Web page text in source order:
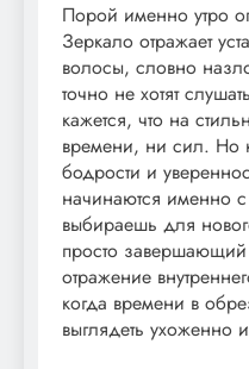
Порой именно утро
Зеркало отражает
волосы, словно
точно не хотят
кажется, что на
времени, ни сил. Но
бодрости и
начинаются именно
выбираешь для
просто
отражение
когда времени в
выглядеть ухоженно